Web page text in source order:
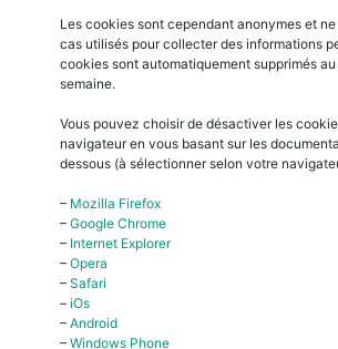
Les cookies sont cependant anonymes et
cas utilisés pour collecter des informations
cookies sont automatiquement supprimés au
semaine.
Vous pouvez choisir de désactiver les
navigateur en vous basant sur les
dessous (à sélectionner selon votre
– Mozilla Firefox
– Google Chrome
– Internet Explorer
– Opera
– Safari
– iOs
– Android
– Windows Phone